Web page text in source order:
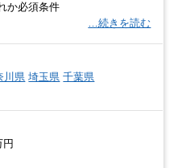
か必須条件
…続きを読む
川県 埼玉県 千葉県
円